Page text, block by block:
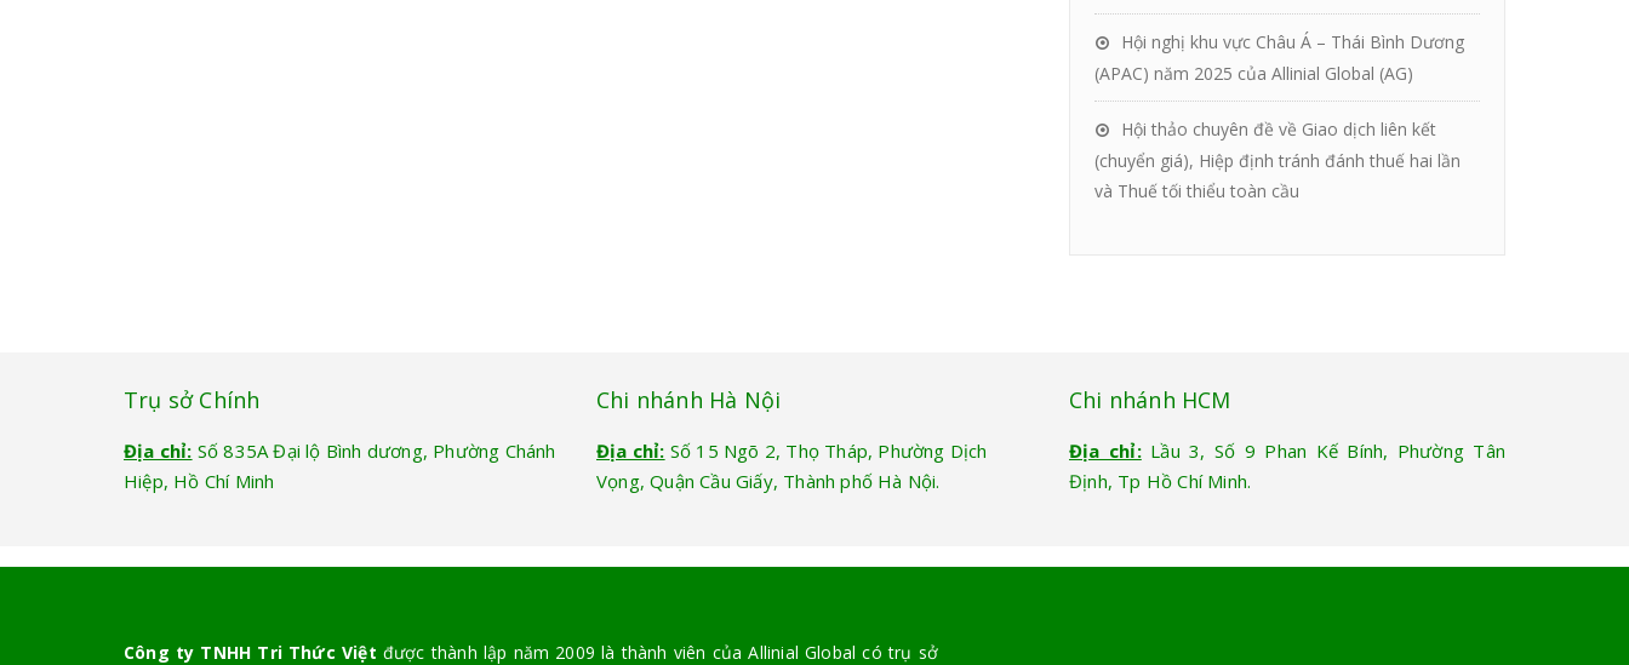
Hội nghị khu vực Châu Á – Thái Bình Dương
(APAC) năm 2025 của Allinial Global (AG)
Hội thảo chuyên đề về Giao dịch liên kết
(chuyển giá), Hiệp định tránh đánh thuế hai lần
và Thuế tối thiểu toàn cầu
Trụ sở Chính
Địa chỉ: Số 835A Đại lộ Bình dương, Phường Chánh
Hiệp, Hồ Chí Minh
Chi nhánh Hà Nội
Địa chỉ: Số 15 Ngõ 2, Thọ Tháp, Phường Dịch
Vọng, Quận Cầu Giấy, Thành phố Hà Nội.
Chi nhánh HCM
Địa chỉ:Lầu 3, Số 9 Phan Kế Bính, Phường Tân
Định, Tp Hồ Chí Minh.
Công ty TNHH Tri Thức Việt được thành lập năm 2009 là thành viên của Allinial Global có trụ sở